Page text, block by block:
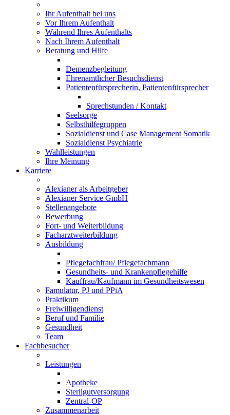
Ihr Aufenthalt bei uns
Vor Ihrem Aufenthalt
Während Ihres Aufenthalts
Nach Ihrem Aufenthalt
Beratung und Hilfe
Demenzbegleitung
Ehrenamtlicher Besuchsdienst
Patientenfürsprecherin, Patientenfürsprecher
Sprechstunden / Kontakt
Seelsorge
Selbsthilfegruppen
Sozialdienst und Case Management Somatik
Sozialdienst Psychiatrie
Wahlleistungen
Ihre Meinung
Karriere
Alexianer als Arbeitgeber
Alexianer Service GmbH
Stellenangebote
Bewerbung
Fort- und Weiterbildung
Facharztweiterbildung
Ausbildung
Pflegefachfrau/ Pflegefachmann
Gesundheits- und Krankenpflegehilfe
Kauffrau/Kaufmann im Gesundheitswesen
Famulatur, PJ und PPiA
Praktikum
Freiwilligendienst
Beruf und Familie
Gesundheit
Team
Fachbesucher
Leistungen
Apotheke
Sterilgutversorgung
Zentral-OP
Zusammenarbeit